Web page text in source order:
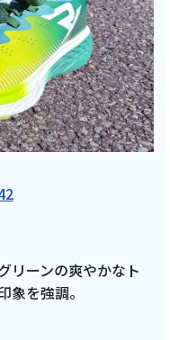
リーンの爽やかなト
象を強調。